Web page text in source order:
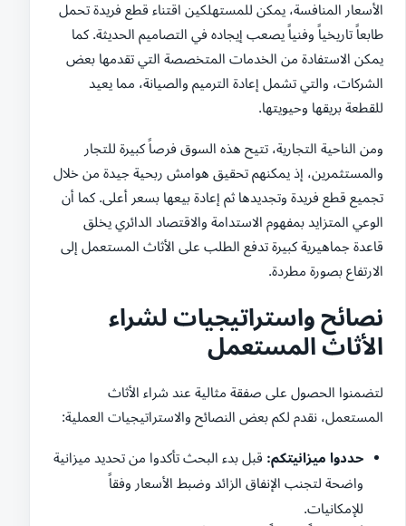
الأسعار المنافسة، يمكن للمستهلكين اقتناء قطع فريدة تحمل
طابعاً تاريخياً وفنياً يصعب إيجاده في التصاميم الحديثة. كما
يمكن الاستفادة من الخدمات المتخصصة التي تقدمها بعض
الشركات، والتي تشمل إعادة الترميم والصيانة، مما يعيد
للقطعة بريقها وحيويتها.
ومن الناحية التجارية، تتيح هذه السوق فرصاً كبيرة للتجار
والمستثمرين، إذ يمكنهم تحقيق هوامش ربحية جيدة من خلال
تجميع قطع فريدة وتجديدها ثم إعادة بيعها بسعر أعلى. كما أن
الوعي المتزايد بمفهوم الاستدامة والاقتصاد الدائري يخلق
قاعدة جماهيرية كبيرة تدفع الطلب على الأثاث المستعمل إلى
الارتفاع بصورة مطردة.
نصائح واستراتيجيات لشراء
الأثاث المستعمل
لتضمنوا الحصول على صفقة مثالية عند شراء الأثاث
المستعمل، نقدم لكم بعض النصائح والاستراتيجيات العملية:
حددوا ميزانيتكم: قبل بدء البحث تأكدوا من تحديد ميزانية
واضحة لتجنب الإنفاق الزائد وضبط الأسعار وفقاً
للإمكانيات.